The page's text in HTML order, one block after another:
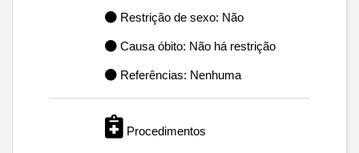
Restrição de sexo: Não
Causa óbito: Não há restrição
Referências: Nenhuma
Procedimentos